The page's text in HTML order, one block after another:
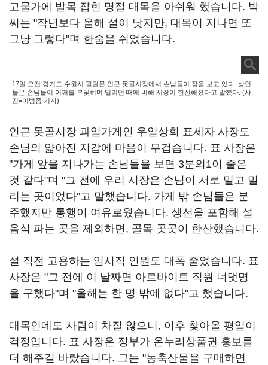
고물가에 발목 잡힌 명절 대목을 아쉬워 했습니다. 박
씨는 "작년보다 올해 설이 낫지만, 대목이 지나면 또
그냥 그렇다"며 한숨을 쉬었습니다.
17일 오전 경기도 수원시 팔달문 인근 못골시장에서 손님들이 장을 보고 있다. 상인
들은 손님들이 어깨를 부딪히며 밀리던 때에 비해 시장이 한산해졌다고 말했다. (사
진=이범종 기자)
인근 못골시장 과일가게인 우일상회 표세자 사장도
손님의 얇아진 지갑에 마음이 무겁습니다. 표 사장은
"가게 앞을 지나가는 손님들을 보면 3분의1이 줄은
것 같다"며 "그 전에 우리 시장은 손님이 서로 밀고 밀
리는 곳이었다"고 말했습니다. 가게 밖 손님들은 분
주했지만 통행이 여유로웠습니다. 생선을 포함해 설
음식 파는 곳을 제외하면, 골목 곳곳이 한산했습니다.
설 직전 고용하는 임시직 인원도 대폭 줄었습니다. 표
사장은 "그 전에 이 날짜면 아르바이트 직원 너댓명
을 구했다"며 "올해는 한 명 밖에 없다"고 했습니다.
대목인데도 사람이 차질 않으니, 이후 찾아올 평일이
걱정입니다. 표 사장은 정부가 온누리상품권 홍보를
더 해주길 바랐습니다. 그는 "농축산물을 구매하면